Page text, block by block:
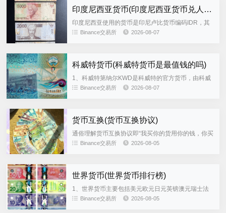
印度尼西亚货币(印度尼西亚货币兑人民币)
印度尼西亚使用的货币是印尼卢比货币编码IDR，其
在国际交易中的地位相对有限，但正随经济改革逐步
Binance交易所 2026-08-07
科威特货币(科威特货币是最值钱的吗)
1、科威特第纳尔KWD是科威特的官方货币，由科威
特中央银行发行和管理，采用有管理的浮动汇率制
Binance交易所 2026-08-07
货币互换(货币互换协议)
通俗理解货币互换协议即“我买你的货用你的钱，你买
我的货用我的钱，到期再算总账”其核心作用；货币互
Binance交易所 2026-08-05
世界货币(世界货币排行榜)
1、世界货币主要包括美元欧元日元英镑澳元瑞士法
郎加元墨西哥比索人民币和新西兰元以下是具体介绍
Binance交易所 2026-08-05